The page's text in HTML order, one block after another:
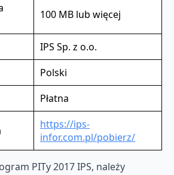
100 MB lub więcej
IPS Sp. z o.o.
Polski
Płatna
https://ips-
infor.com.pl/pobierz/
PITy 2017 IPS, należy